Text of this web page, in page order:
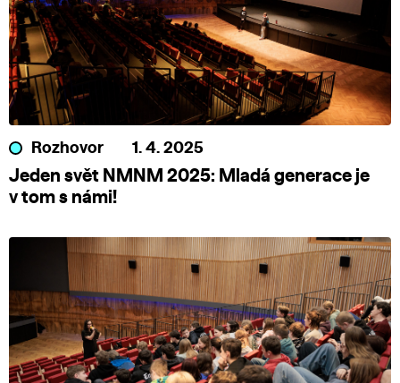
Rozhovor 1. 4. 2025
Jeden svět NMNM 2025: Mladá generace je
v tom s námi!